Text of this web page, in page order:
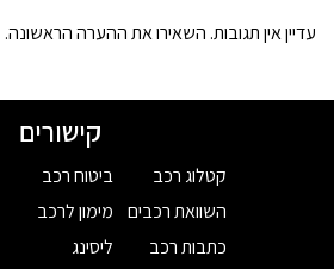
עדיין אין תגובות. השאירו את ההערה הראשונה.
קישורים
קטלוג רכב
השוואת רכבים
כתבות רכב
ביטוח רכב
מימון לרכב
ליסינג